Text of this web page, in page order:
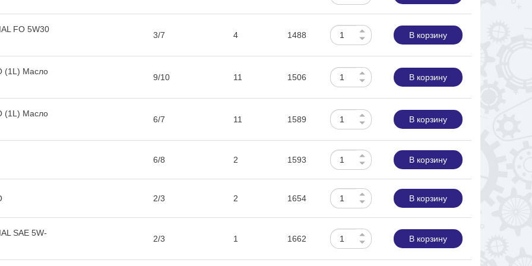
FO 5W30
3/7 4 1488 В корзину
(1L) Масло
9/10 11 1506 В корзину
(1L) Масло
6/7 11 1589 В корзину
6/8 2 1593 В корзину
2/3 2 1654 В корзину
SAE 5W-
2/3 1 1662 В корзину